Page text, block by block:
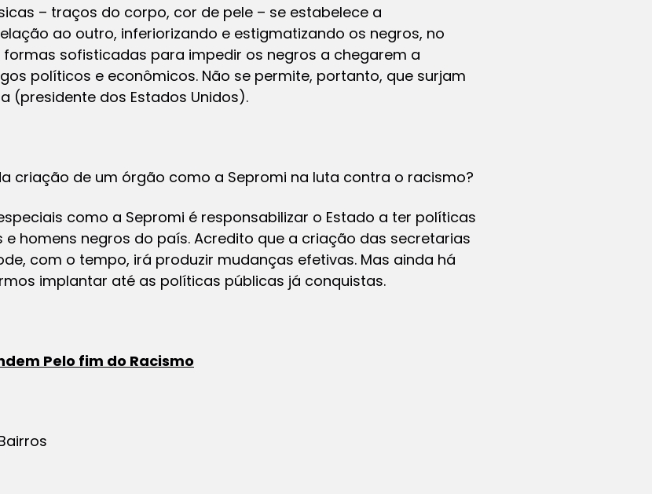
– traços do corpo, cor de pele – se estabelece a
ao outro, inferiorizando e estigmatizando os negros, no
sofisticadas para impedir os negros a chegarem a
políticos e econômicos. Não se permite, portanto, que surjam
(presidente dos Estados Unidos).
criação de um órgão como a Sepromi na luta contra o racismo?
como a Sepromi é responsabilizar o Estado a ter políticas
homens negros do país. Acredito que a criação das secretarias
com o tempo, irá produzir mudanças efetivas. Mas ainda há
implantar até as políticas públicas já conquistas.
Pelo fim do Racismo